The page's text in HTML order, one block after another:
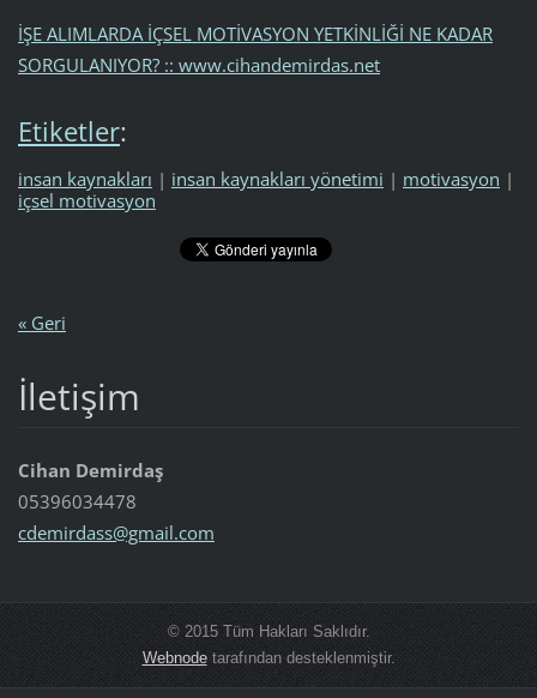
İŞE ALIMLARDA İÇSEL MOTİVASYON YETKİNLİĞİ NE KADAR
SORGULANIYOR? :: www.cihandemirdas.net
Etiketler:
insan kaynakları | insan kaynakları yönetimi | motivasyon |
içsel motivasyon
« Geri
İletişim
Cihan Demirdaş
05396034478
cdemirdass@gmail.com
© 2015 Tüm Hakları Saklıdır.
Webnodetarafından desteklenmiştir.